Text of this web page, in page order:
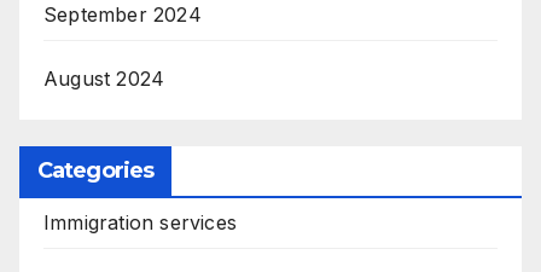
September 2024
August 2024
Categories
Immigration services